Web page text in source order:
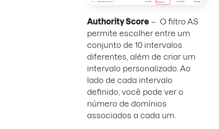
Authority Score – O filtro AS
permite escolher entre um
conjunto de 10 intervalos
diferentes, além de criar um
intervalo personalizado. Ao
lado de cada intervalo
definido, você pode ver o
número de domínios
associados a cada um.